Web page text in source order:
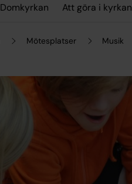
Domkyrkan Att göra i kyrkan
Mötesplatser Musik